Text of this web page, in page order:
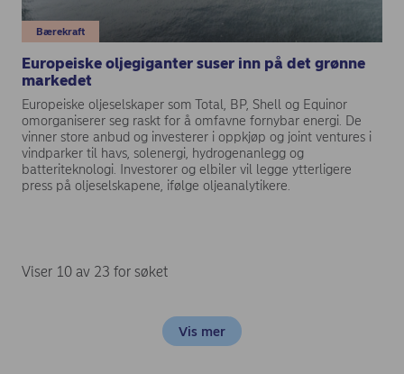
Bærekraft
Europeiske oljegiganter suser inn på det grønne
markedet
Europeiske oljeselskaper som Total, BP, Shell og Equinor
omorganiserer seg raskt for å omfavne fornybar energi. De
vinner store anbud og investerer i oppkjøp og joint ventures i
vindparker til havs, solenergi, hydrogenanlegg og
batteriteknologi. Investorer og elbiler vil legge ytterligere
press på oljeselskapene, ifølge oljeanalytikere.
Viser 10 av 23 for søket
Vis mer